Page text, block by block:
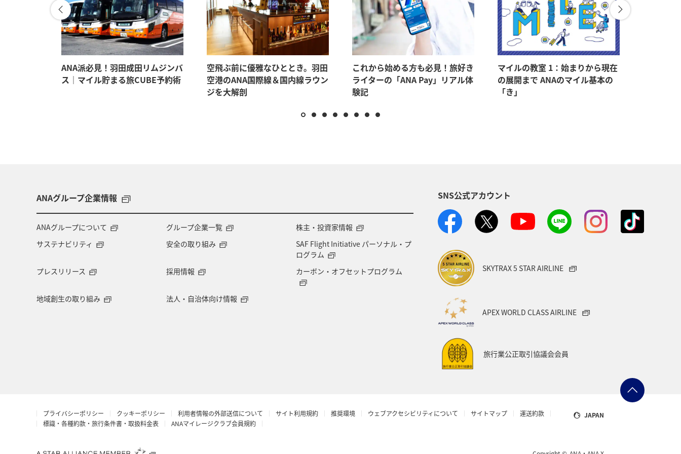
ANA派必見！羽田成田リムジンバ
ス｜マイル貯まる旅CUBE予約術
空飛ぶ前に優雅なひととき。羽田
空港のANA国際線＆国内線ラウン
ジを大解剖
これから始める方も必見！旅好き
ライターの「ANA Pay」リアル体
験記
マイルの教室 1：始まりから現在
の展開まで ANAのマイル基本の
「き」
ANAグループ企業情報
ANAグループについて グループ企業一覧
株主・投資家情報
サステナビリティ
安全の取り組み
SAF Flight Initiative パーソナル・プ
ログラム
プレスリリース
採用情報 カーボン・オフセットプログラム
地域創生の取り組み 法人・自治体向け情報
SNS公式アカウント
SKYTRAX 5 STAR AIRLINE
APEX WORLD CLASS AIRLINE
旅行業公正取引協議会会員
プライバシーポリシー クッキーポリシー 利用者情報の外部送信について サイト利用規約 推奨環境 ウェブアクセシビリティについて サイトマップ
運送約款
標識・各種約款・旅行条件書・取扱料金表
ANAマイレージクラブ会員規約
JAPAN